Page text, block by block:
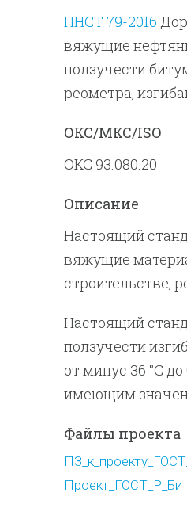
ПНСТ 79-2016
вяжущие
ползучести
реометра,
ОКС/МКС/ISO
ОКС 93.080.20
Описание
Настоящий
вяжущие
строительстве,
Настоящий
ползучести
от минус 36 °C
имеющим
Файлы проекта